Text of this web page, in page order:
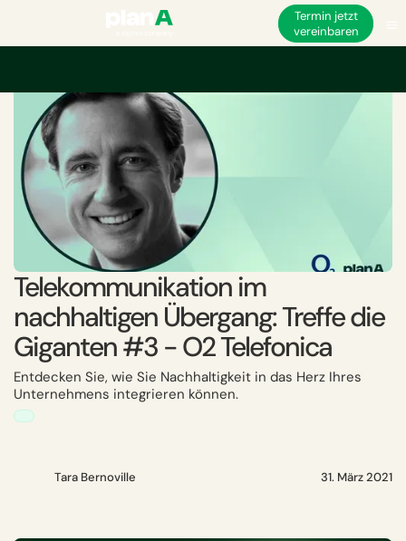
Termin jetzt
vereinbaren
Telekommunikation im
nachhaltigen Übergang: Treffe die
Giganten #3 - O2 Telefonica
Entdecken Sie, wie Sie Nachhaltigkeit in das Herz Ihres
Unternehmens integrieren können.
Tara Bernoville 31. März 2021